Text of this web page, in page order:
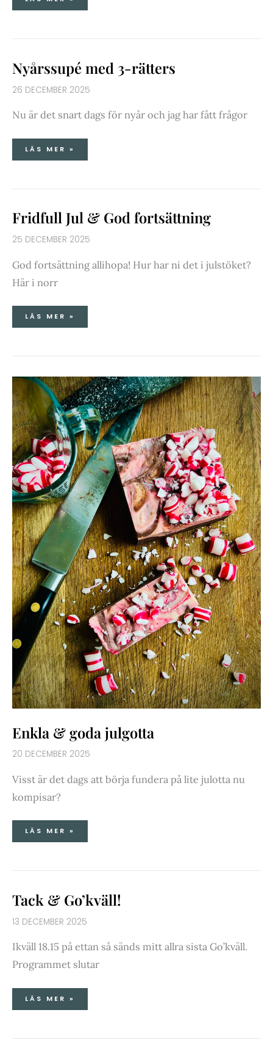
Nyårssupé med 3-rätters
26 DECEMBER 2025
Nu är det snart dags för nyår och jag har fått frågor
NYÅRSSUPÉ
MED
3-
RÄTTERS
LÄS MER »
Fridfull Jul & God fortsättning
25 DECEMBER 2025
God fortsättning allihopa! Hur har ni det i julstöket?
Här i norr
FRIDFULL
JUL
&
FORTSÄTTNING
LÄS MER »
Enkla & goda julgotta
20 DECEMBER 2025
Visst är det dags att börja fundera på lite julotta nu
kompisar?
ENKLA
GODA
JULGOTTA
LÄS MER »
Tack & Go’kväll!
13 DECEMBER 2025
Ikväll 18.15 på ettan så sänds mitt allra sista Go’kväll.
Programmet slutar
TACK
&
GO’KVÄLL!
LÄS MER »